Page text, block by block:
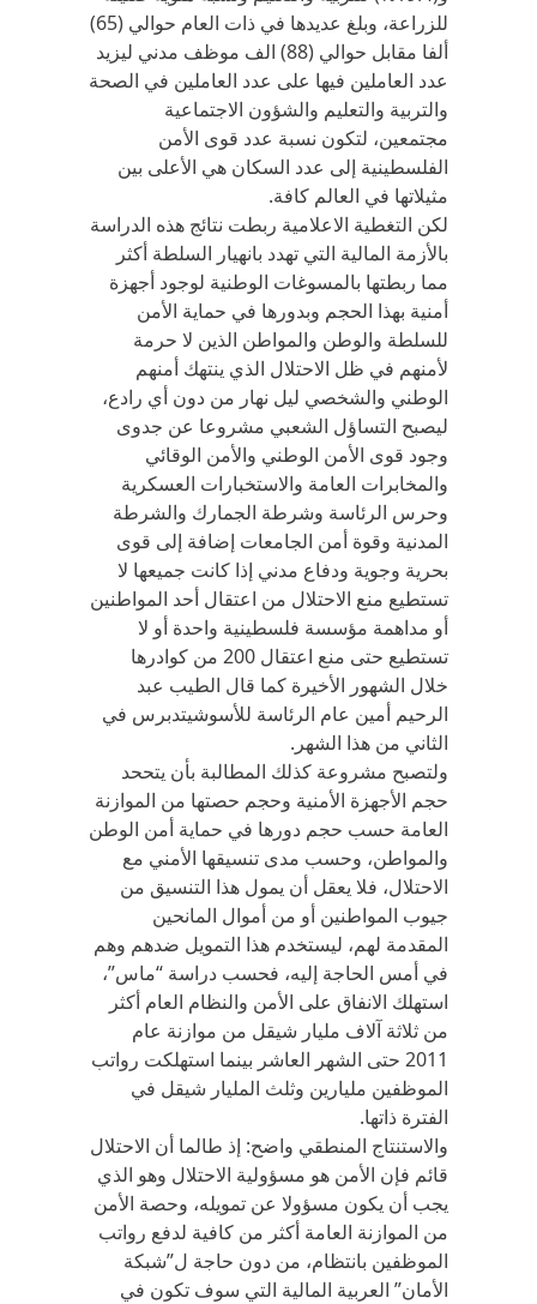
للزراعة، وبلغ عديدها في ذات العام حوالي (65)
ألفا مقابل حوالي (88) الف موظف مدني ليزيد
عدد العاملين فيها على عدد العاملين في الصحة
والتربية والتعليم والشؤون الاجتماعية
مجتمعين، لتكون نسبة عدد قوى الأمن
الفلسطينية إلى عدد السكان هي الأعلى بين
مثيلاتها في العالم كافة.
لكن التغطية الاعلامية ربطت نتائج هذه الدراسة
بالأزمة المالية التي تهدد بانهيار السلطة أكثر
مما ربطتها بالمسوغات الوطنية لوجود أجهزة
أمنية بهذا الحجم وبدورها في حماية الأمن
للسلطة والوطن والمواطن الذين لا حرمة
لأمنهم في ظل الاحتلال الذي ينتهك أمنهم
الوطني والشخصي ليل نهار من دون أي رادع،
ليصبح التساؤل الشعبي مشروعا عن جدوى
وجود قوى الأمن الوطني والأمن الوقائي
والمخابرات العامة والاستخبارات العسكرية
وحرس الرئاسة وشرطة الجمارك والشرطة
المدنية وقوة أمن الجامعات إضافة إلى قوى
بحرية وجوية ودفاع مدني إذا كانت جميعها لا
تستطيع منع الاحتلال من اعتقال أحد المواطنين
أو مداهمة مؤسسة فلسطينية واحدة أو لا
تستطيع حتى منع اعتقال 200 من كوادرها
خلال الشهور الأخيرة كما قال الطيب عبد
الرحيم أمين عام الرئاسة للأسوشيتدبرس في
الثاني من هذا الشهر.
ولتصبح مشروعة كذلك المطالبة بأن يتححد
حجم الأجهزة الأمنية وحجم حصتها من الموازنة
العامة حسب حجم دورها في حماية أمن الوطن
والمواطن، وحسب مدى تنسيقها الأمني مع
الاحتلال، فلا يعقل أن يمول هذا التنسيق من
جيوب المواطنين أو من أموال المانحين
المقدمة لهم، ليستخدم هذا التمويل ضدهم وهم
في أمس الحاجة إليه، فحسب دراسة “ماس”،
استهلك الانفاق على الأمن والنظام العام أكثر
من ثلاثة آلاف مليار شيقل من موازنة عام
2011 حتى الشهر العاشر بينما استهلكت رواتب
الموظفين مليارين وثلث المليار شيقل في
الفترة ذاتها.
والاستنتاج المنطقي واضح: إذ طالما أن الاحتلال
قائم فإن الأمن هو مسؤولية الاحتلال وهو الذي
يجب أن يكون مسؤولا عن تمويله، وحصة الأمن
من الموازنة العامة أكثر من كافية لدفع رواتب
الموظفين بانتظام، من دون حاجة ل”شبكة
الأمان” العربية المالية التي سوف تكون في